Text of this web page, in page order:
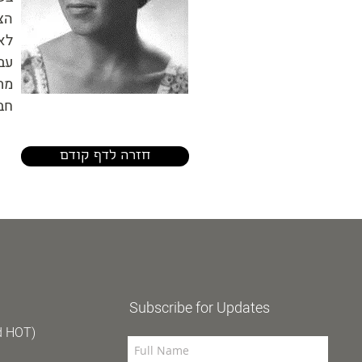
חזרה לדף קודם
HOT)
Subscribe for Updates